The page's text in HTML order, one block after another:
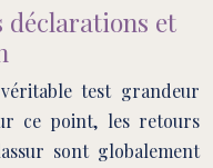
déclarations et
test grandeur
ce point, les retours
sont globalement